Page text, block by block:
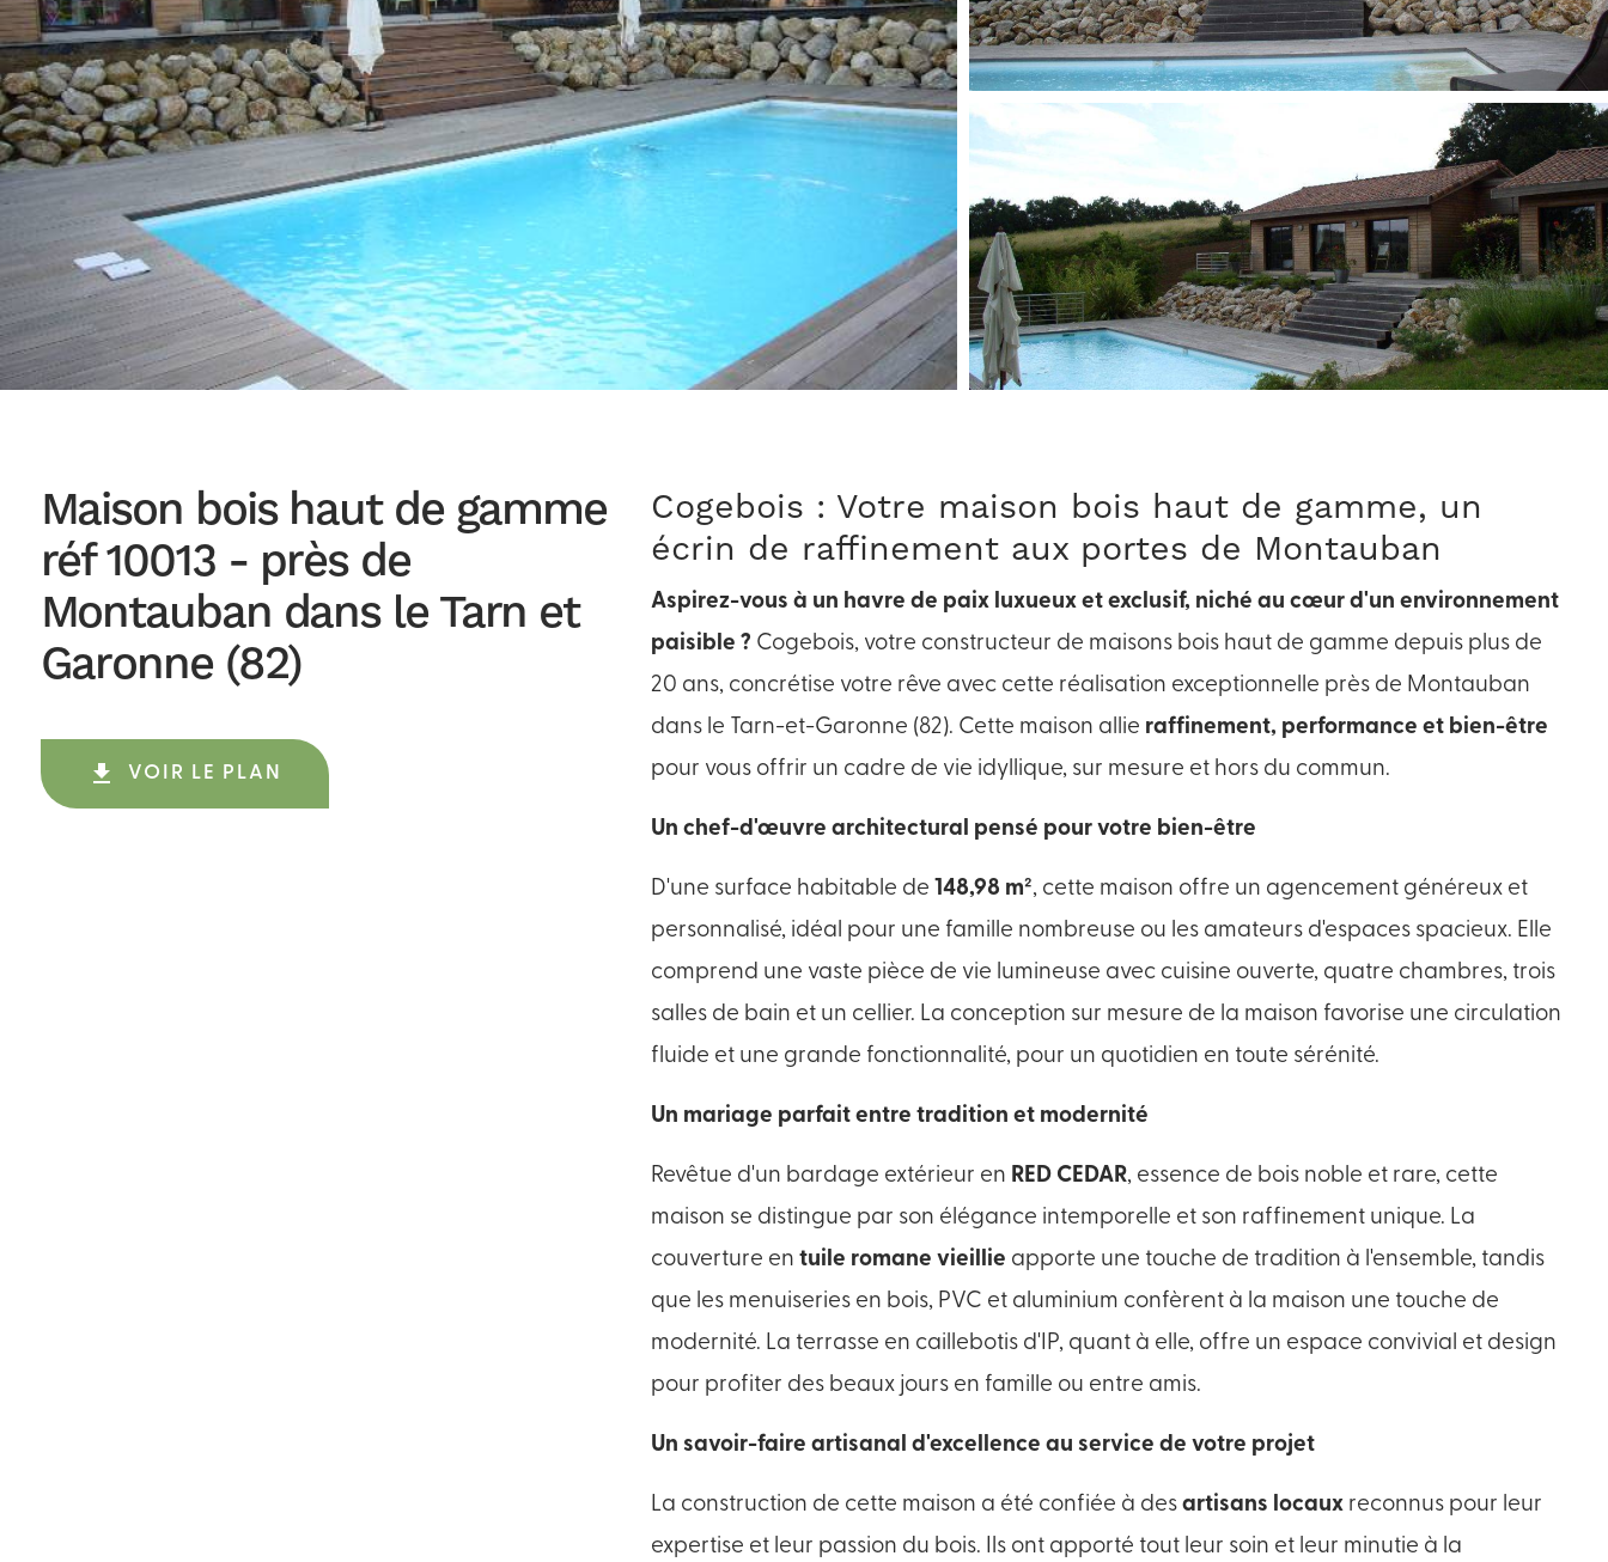
Maison bois haut de gamme
réf 10013 - près de
Montauban dans le Tarn et
Garonne (82)
get_app VOIR LE PLAN
Cogebois : Votre maison bois haut de gamme, un
écrin de raffinement aux portes de Montauban
Aspirez-vous à un havre de paix luxueux et exclusif, niché au cœur d'un environnement
paisible ? Cogebois, votre constructeur de maisons bois haut de gamme depuis plus de
20 ans, concrétise votre rêve avec cette réalisation exceptionnelle près de Montauban
dans le Tarn-et-Garonne (82). Cette maison allie raffinement, performance et bien-être
pour vous offrir un cadre de vie idyllique, sur mesure et hors du commun.
Un chef-d'œuvre architectural pensé pour votre bien-être
D'une surface habitable de 148,98 m², cette maison offre un agencement généreux et
personnalisé, idéal pour une famille nombreuse ou les amateurs d'espaces spacieux. Elle
comprend une vaste pièce de vie lumineuse avec cuisine ouverte, quatre chambres, trois
salles de bain et un cellier. La conception sur mesure de la maison favorise une circulation
fluide et une grande fonctionnalité, pour un quotidien en toute sérénité.
Un mariage parfait entre tradition et modernité
Revêtue d'un bardage extérieur en RED CEDAR, essence de bois noble et rare, cette
maison se distingue par son élégance intemporelle et son raffinement unique. La
couverture entuile romane vieillie apporte une touche de tradition à l'ensemble, tandis
que les menuiseries en bois, PVC et aluminium confèrent à la maison une touche de
modernité. La terrasse en caillebotis d'IP, quant à elle, offre un espace convivial et design
pour profiter des beaux jours en famille ou entre amis.
Un savoir-faire artisanal d'excellence au service de votre projet
La construction de cette maison a été confiée à desartisans locaux reconnus pour leur
expertise et leur passion du bois. Ils ont apporté tout leur soin et leur minutie à la